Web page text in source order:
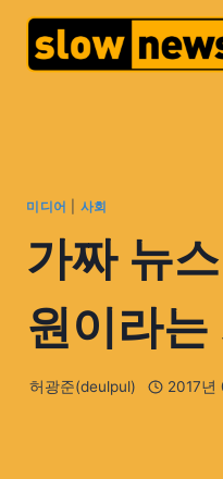
미디어 사회
가짜 뉴
원이라는
허광준(deulpul) 2017년